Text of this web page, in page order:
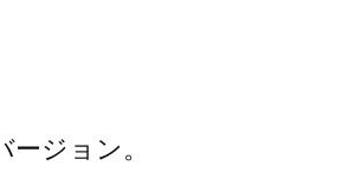
ジョン。